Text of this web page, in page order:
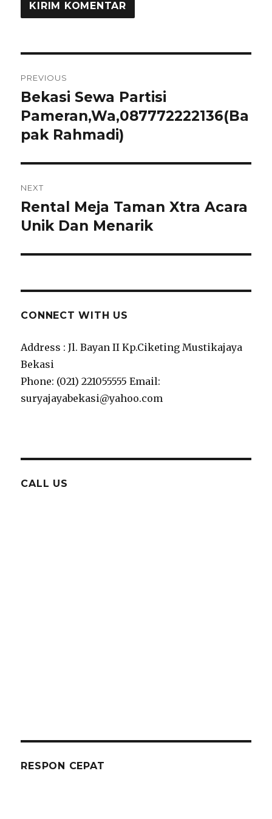
pos
PREVIOUS
Previous
post:
Bekasi Sewa Partisi
Pameran,Wa,087772222136(Ba
pak Rahmadi)
NEXT
Next
post:
Rental Meja Taman Xtra Acara
Unik Dan Menarik
CONNECT WITH US
Address : Jl. Bayan II Kp.Ciketing Mustikajaya
Bekasi
Phone: (021) 221055555 Email:
suryajayabekasi@yahoo.com
CALL US
RESPON CEPAT